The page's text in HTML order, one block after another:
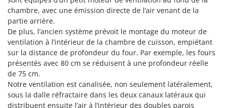
OMA
Omas
Ompagrill
Ooni
Oriental Koshin
Outdoorchef
chambre, avec une émission directe de l’air venant de la
partie arrière.
De plus, l’ancien système prévoit le montage du moteur de
ventilation à l’intérieur de la chambre de cuisson, empiétant
sur la distance de profondeur du four. Par exemple, les fours
présentés avec 80 cm se réduisent à une profondeur réelle
de 75 cm.
Notre ventilation est canalisée, non seulement latéralement,
sous la dalle réfractaire dans les deux canaux latéraux qui
distribuent ensuite l’air à l’intérieur des doubles parois